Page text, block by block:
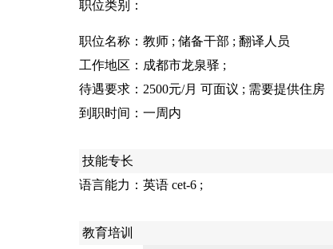
职位类别：
职位名称： 教师 ; 储备干部 ; 翻译人员
工作地区： 成都市龙泉驿 ;
待遇要求： 2500元/月 可面议 ; 需要提供住房
到职时间： 一周内
技能专长
语言能力： 英语 cet-6 ;
教育培训